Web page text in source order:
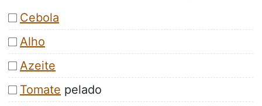
Cebola
Alho
Azeite
Tomate pelado